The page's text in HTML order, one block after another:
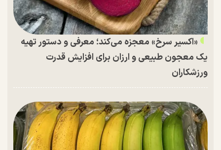
«اکسیر سرخ» معجزه می‌کند؛ معرفی و دستور تهیه
یک معجون طبیعی و ارزان برای افزایش قدرت
ورزشکاران